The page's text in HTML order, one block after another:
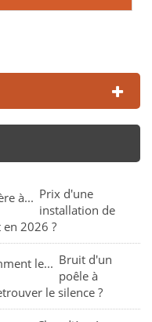
Prix d'une
installation de
2026 ?
Bruit d'un
poêle à
le silence ?